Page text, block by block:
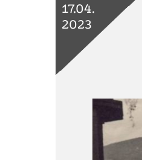
17.04.
2023